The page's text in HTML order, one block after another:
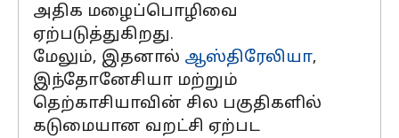
அதிக மழைப்பொழிவை
ஏற்படுத்துகிறது.
மேலும், இதனால் ஆஸ்திரேலியா,
இந்தோனேசியா மற்றும்
தெற்காசியாவின் சில பகுதிகளில்
கடுமையான வறட்சி ஏற்பட